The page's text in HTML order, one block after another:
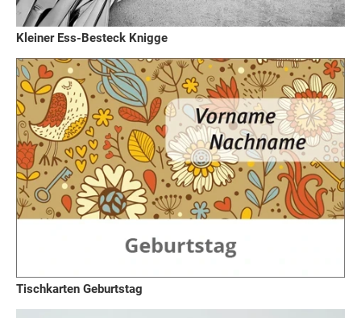
Kleiner Ess-Besteck Knigge
Tischkarten Geburtstag